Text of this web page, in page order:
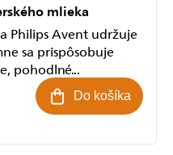
mlieka
Do košíka
Philips Avent udržuje
sa prispôsobuje
pohodlné...